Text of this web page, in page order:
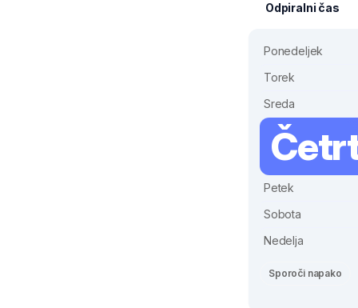
Odpiralni čas
Ponedeljek
Torek
Sreda
Petek
Sobota
Nedelja
Sporoči napako